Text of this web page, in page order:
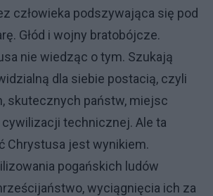
człowieka podszywająca się pod
Głód i wojny bratobójcze.
nie wiedząc o tym. Szukają
dla siebie postacią, czyli
skutecznych państw, miejsc
technicznej. Ale ta
Chrystusa jest wynikiem.
pogańskich ludów
wyciągnięcia ich za